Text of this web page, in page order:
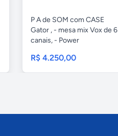
P A de SOM com CASE
Gator , - mesa mix Vox de 6
canais, - Power
R$ 4.250,00